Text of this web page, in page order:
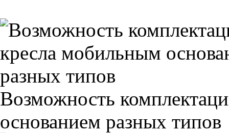
Возможность
основанием разных типов